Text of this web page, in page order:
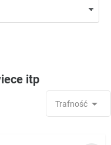
itp
Trafność 